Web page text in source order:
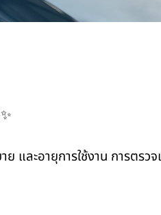
และอายุการใช้งาน การต